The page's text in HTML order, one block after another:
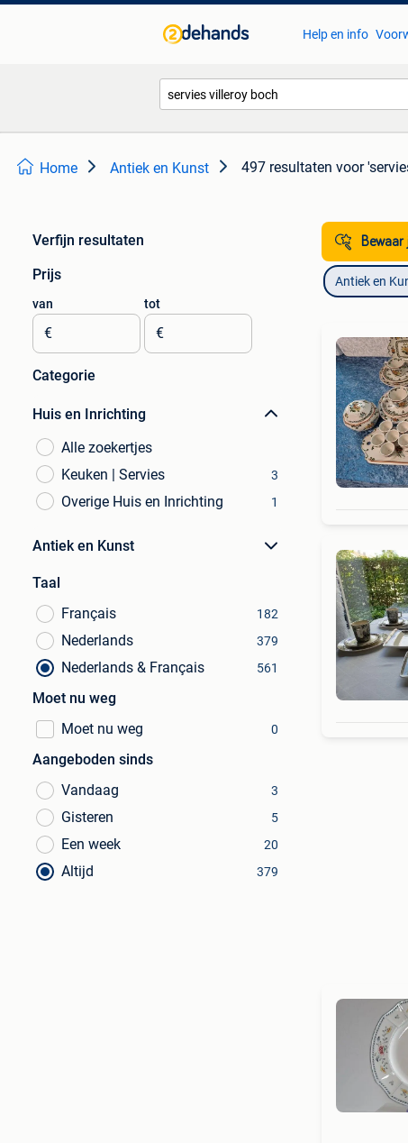
Help en info
Home Antiek en Kunst 497 resultaten voor
Verfijn resultaten
Prijs
van
€
tot
€
Categorie
Huis en Inrichting
Alle zoekertjes
Keuken | Servies
3
Overige Huis en Inrichting 1
Antiek en Kunst
Taal
Français
182
Nederlands 379
Nederlands & Français 561
Moet nu weg
Moet nu weg
0
Aangeboden sinds
Vandaag
3
Gisteren 5
Een week 20
Altijd 379
Antiek en